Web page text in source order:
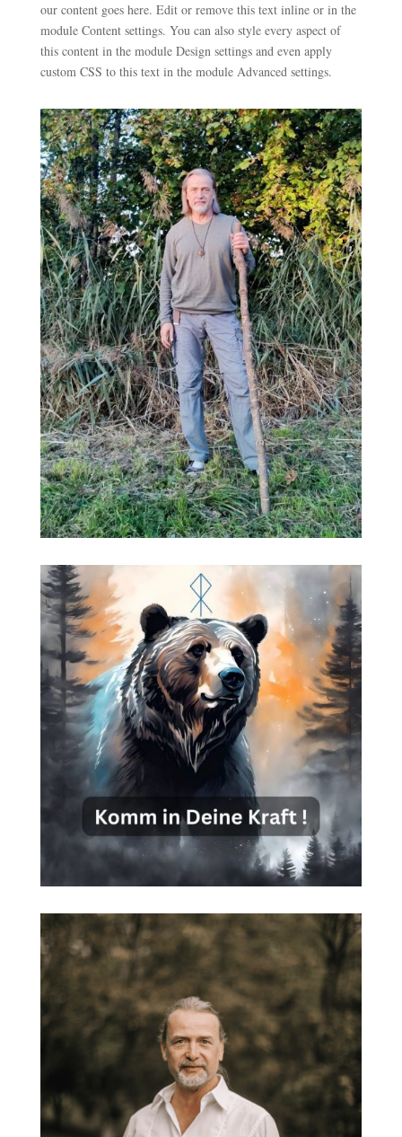
our content goes here. Edit or remove this text inline or in the
module Content settings. You can also style every aspect of
this content in the module Design settings and even apply
custom CSS to this text in the module Advanced settings.